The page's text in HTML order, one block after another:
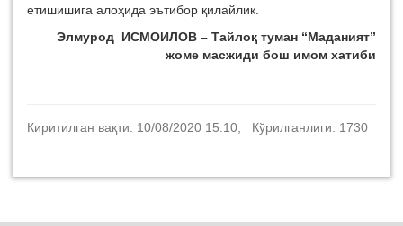
етишишига алоҳида эътибор қилайлик.
Элмурод ИСМОИЛОВ – Тайлоқ туман “Маданият”
жоме масжиди бош имом хатиби
Киритилган вақти: 10/08/2020 15:10; Кўрилганлиги: 1730